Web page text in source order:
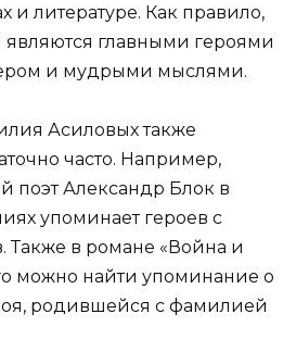
и литературе. Как правило,
являются главными героями
и мудрыми мыслями.
Асиловых также
часто. Например,
поэт Александр Блок в
упоминает героев с
в романе «Война и
можно найти упоминание о
родившейся с фамилией